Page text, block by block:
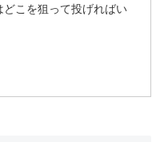
こを狙って投げればい